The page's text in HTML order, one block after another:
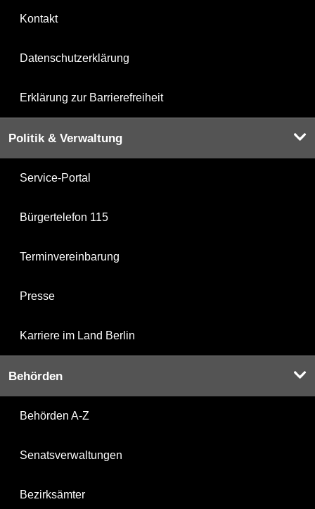
Kontakt
Datenschutzerklärung
Erklärung zur Barrierefreiheit
Politik & Verwaltung
Service-Portal
Bürgertelefon 115
Terminvereinbarung
Presse
Karriere im Land Berlin
Behörden
Behörden A-Z
Senatsverwaltungen
Bezirksämter